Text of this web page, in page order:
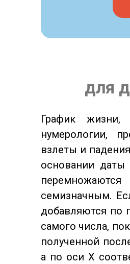
для
График
нумерологии,
взлеты и
основании
семизначным.
добавляются по
самого числа,
полученной
а по оси X